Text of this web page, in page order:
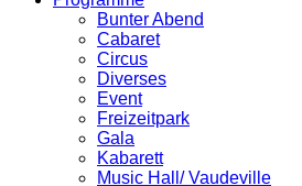
Bunter Abend
Cabaret
Circus
Diverses
Event
Freizeitpark
Gala
Kabarett
Music Hall/ Vaudeville